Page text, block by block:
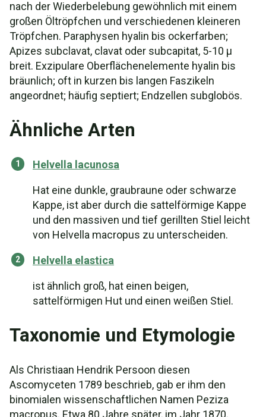
nach der Wiederbelebung gewöhnlich mit einem
großen Öltröpfchen und verschiedenen kleineren
Tröpfchen. Paraphysen hyalin bis ockerfarben;
Apizes subclavat, clavat oder subcapitat, 5-10 µ
breit. Exzipulare Oberflächenelemente hyalin bis
bräunlich; oft in kurzen bis langen Faszikeln
angeordnet; häufig septiert; Endzellen subglobös.
Ähnliche Arten
Helvella lacunosa
Hat eine dunkle, graubraune oder schwarze
Kappe, ist aber durch die sattelförmige Kappe
und den massiven und tief gerillten Stiel leicht
von Helvella macropus zu unterscheiden.
Helvella elastica
ist ähnlich groß, hat einen beigen,
sattelförmigen Hut und einen weißen Stiel.
Taxonomie und Etymologie
Als Christiaan Hendrik Persoon diesen
Ascomyceten 1789 beschrieb, gab er ihm den
binomialen wissenschaftlichen Namen Peziza
macropus. Etwa 80 Jahre später, im Jahr 1870,